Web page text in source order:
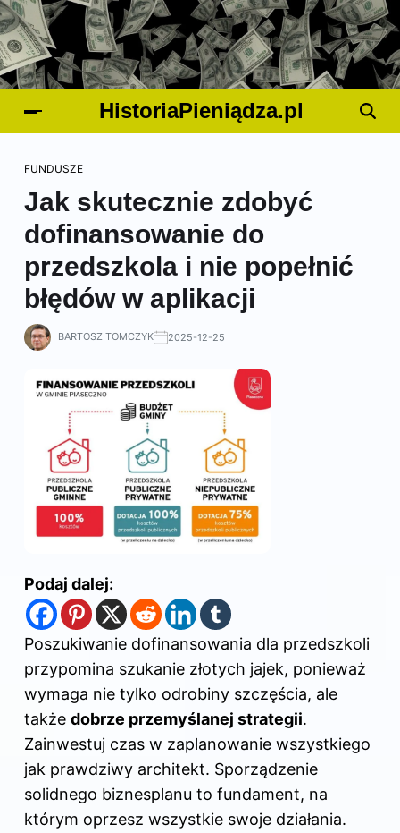
HistoriaPieniądza.pl
FUNDUSZE
Jak skutecznie zdobyć
dofinansowanie do
przedszkola i nie popełnić
błędów w aplikacji
BARTOSZ TOMCZYK 2025-12-25
Podaj dalej:
Poszukiwanie dofinansowania dla przedszkoli
przypomina szukanie złotych jajek, ponieważ
wymaga nie tylko odrobiny szczęścia, ale
także dobrze przemyślanej strategii.
Zainwestuj czas w zaplanowanie wszystkiego
jak prawdziwy architekt. Sporządzenie
solidnego biznesplanu to fundament, na
którym oprzesz wszystkie swoje działania.